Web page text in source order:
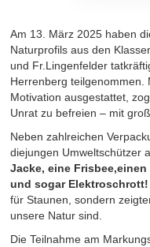
Am 13. März 2025 haben
Naturprofils aus den
und Fr.Lingenfelder
Herrenberg teilgenommen.
Motivation ausgestattet,
Unrat zu befreien – mit
Neben zahlreichen
diejungen Umweltschützer
Jacke, eine
und sogar Elektroschrott!
für Staunen, sondern
unsere Natur sind.
Die Teilnahme am